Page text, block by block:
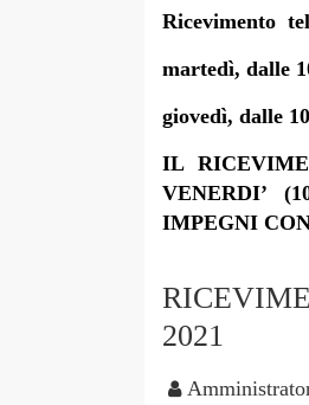
Ricevimento
martedì, dalle
giovedì, dalle
IL
VENERDI’
IMPEGNI
2021